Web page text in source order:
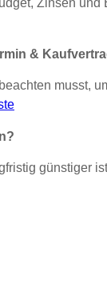
Zinsen und
&
musst,
günstiger